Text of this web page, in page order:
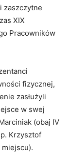
zaszczytne
XIX
Pracowników
fizycznej,
zasłużyli
w swej
(obaj IV
Krzysztof